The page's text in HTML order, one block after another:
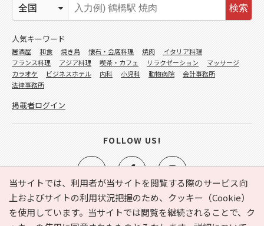
当サイトでは、利用者が当サイトを閲覧する際のサービス向
上およびサイトの利用状況把握のため、クッキー（Cookie）
を使用しています。当サイトでは閲覧を継続されることで、ク
e-NAVITA（イーナビタ）とは？ お気に入り ヘルプ
検索
人気キーワード
居酒屋 和食 焼き鳥 懐石・会席料理 焼肉
イタリア料理
フランス料理
アジア料理 喫茶・カフェ リラクゼーション
マッサージ
カラオケ
ビジネスホテル 内科 小児科 動物病院
会計事務所
法律事務所
掲載者ログイン
FOLLOW US!